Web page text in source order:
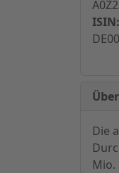
ISIN:
Die
Mio.